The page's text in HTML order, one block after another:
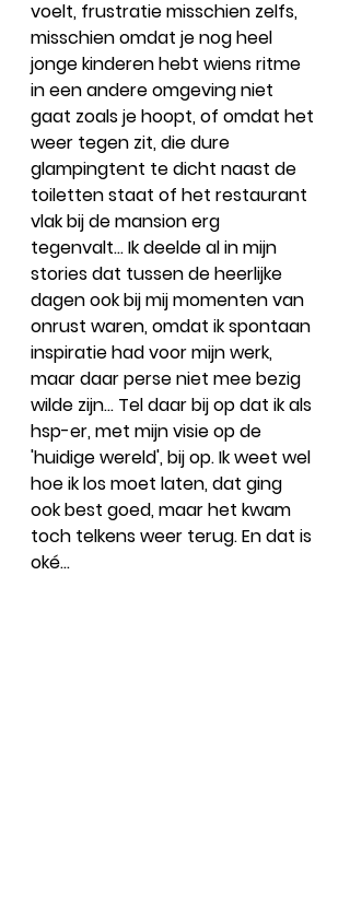
voelt, frustratie misschien zelfs,
misschien omdat je nog heel
jonge kinderen hebt wiens ritme
in een andere omgeving niet
gaat zoals je hoopt, of omdat het
weer tegen zit, die dure
glampingtent te dicht naast de
toiletten staat of het restaurant
vlak bij de mansion erg
tegenvalt... Ik deelde al in mijn
stories dat tussen de heerlijke
dagen ook bij mij momenten van
onrust waren, omdat ik spontaan
inspiratie had voor mijn werk,
maar daar perse niet mee bezig
wilde zijn... Tel daar bij op dat ik als
hsp-er, met mijn visie op de
'huidige wereld', bij op. Ik weet wel
hoe ik los moet laten, dat ging
ook best goed, maar het kwam
toch telkens weer terug. En dat is
oké…